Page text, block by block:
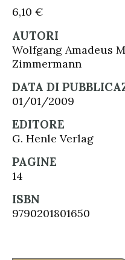
6,10 €
AUTORI
Wolfgang Amadeus
Zimmermann
DATA DI
01/01/2009
EDITORE
G. Henle Verlag
PAGINE
14
ISBN
9790201801650